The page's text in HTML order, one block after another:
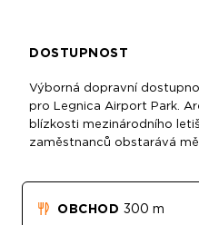
DOSTUPNOST
Výborná dopravní
pro Legnica Airport Park.
blízkosti mezinárodního
zaměstnanců obstarává
OBCHOD 300 m